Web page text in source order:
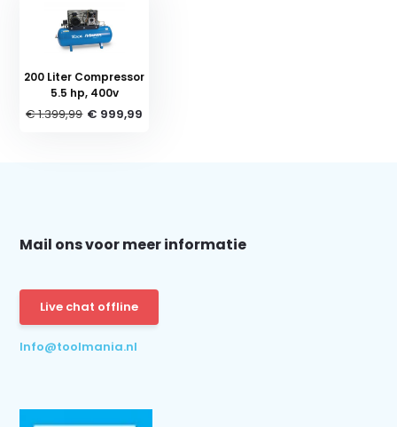
200 Liter Compressor
5.5 hp, 400v
€ 1.399,99 € 999,99
Mail ons voor meer informatie
Live chat offline
Info@toolmania.nl